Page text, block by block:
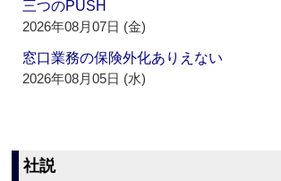
三つのPUSH
2026年08月07日 (金)
窓口業務の保険外化ありえない
2026年08月05日 (水)
社説